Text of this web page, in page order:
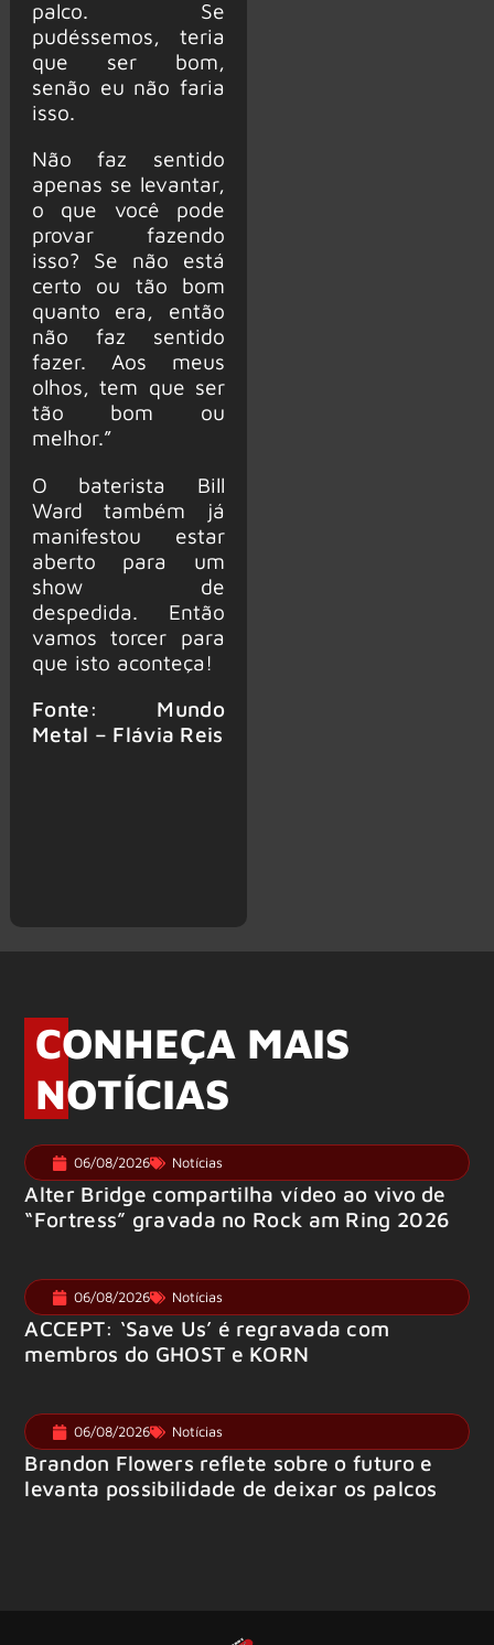
palco. Se
pudéssemos, teria
que ser bom,
senão eu não faria
isso.
Não faz sentido
apenas se levantar,
o que você pode
provar fazendo
isso? Se não está
certo ou tão bom
quanto era, então
não faz sentido
fazer. Aos meus
olhos, tem que ser
tão bom ou
melhor.”
O baterista Bill
Ward também já
manifestou estar
aberto para um
show de
despedida. Então
vamos torcer para
que isto aconteça!
Fonte: Mundo
Metal – Flávia Reis
CONHEÇA MAIS
NOTÍCIAS
06/08/2026 Notícias
Alter Bridge compartilha vídeo ao vivo de
“Fortress” gravada no Rock am Ring 2026
06/08/2026 Notícias
ACCEPT: ‘Save Us’ é regravada com
membros do GHOST e KORN
06/08/2026 Notícias
Brandon Flowers reflete sobre o futuro e
levanta possibilidade de deixar os palcos